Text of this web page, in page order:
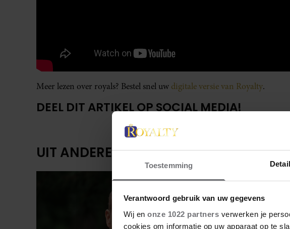
Toestemming
Verantwoord gebruik van uw gegevens
Wij en onze 1022 partners verwerken je
cookies om informatie op uw apparaat op te
Meer lezen over royals? Bestel snel uw digitale versie van Royalty.
DEEL DIT ARTIKEL OP SOCIAL MEDIA!
UIT ANDERE MEDIA